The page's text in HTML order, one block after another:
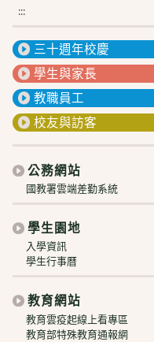
:::
三十週年校慶
學生與家長
教職員工
校友與訪客
公務網站
國教署雲端差勤系統
學生園地
入學資訊
學生行事曆
教育網站
教育雲疫起線上看專區
教育部特殊教育通報網